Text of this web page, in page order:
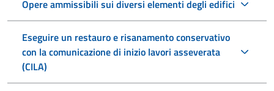
Opere ammissibili sui diversi elementi degli edifici
Eseguire un restauro e risanamento conservativo
con la comunicazione di inizio lavori asseverata
(CILA)